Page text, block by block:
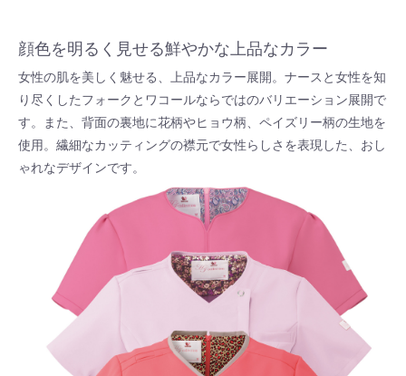
顔色を明るく見せる鮮やかな上品なカラー
女性の肌を美しく魅せる、上品なカラー展開。ナースと女性を知
り尽くしたフォークとワコールならではのバリエーション展開で
す。また、背面の裏地に花柄やヒョウ柄、ペイズリー柄の生地を
使用。繊細なカッティングの襟元で女性らしさを表現した、おし
ゃれなデザインです。